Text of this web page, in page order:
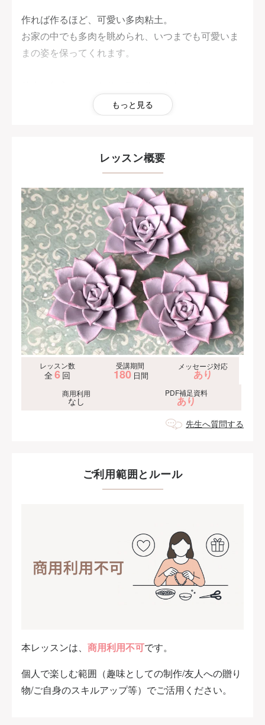
作れば作るほど、可愛い多肉粘土。
お家の中でも多肉を眺められ、いつまでも可愛いま
まの姿を保ってくれます。
不思議と気分転換になります。
忙しい毎日の色々から少しだけ解放されて、自分だ
もっと見る
レッスン概要
レッスン数
全 6 回
受講期間
180 日間
メッセージ対応
あり
商用利用
なし
PDF補足資料
あり
先生へ質問する
ご利用範囲とルール
本レッスンは、 商用利用不可です。
個人で楽しむ範囲（趣味としての制作/友人への贈り
物/ご自身のスキルアップ等）でご活用ください。